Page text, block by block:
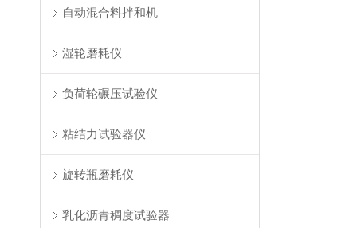
自动混合料拌和机
湿轮磨耗仪
负荷轮碾压试验仪
粘结力试验器仪
旋转瓶磨耗仪
乳化沥青稠度试验器